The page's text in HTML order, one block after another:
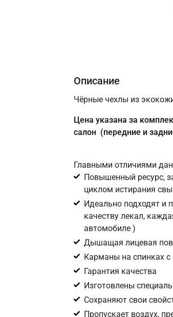
Описание
Чёрные чехлы из
Цена указана за
салон (передние и
Главными отличиями
Повышенный ресурс,
циклом истирания
Идеально подходят и
качеству лекал,
автомобиле )
Дышащая лицевая
Карманы на спинках с
Гарантия качества
Изготовлены
Сохраняют свои
Пропускает воздух,